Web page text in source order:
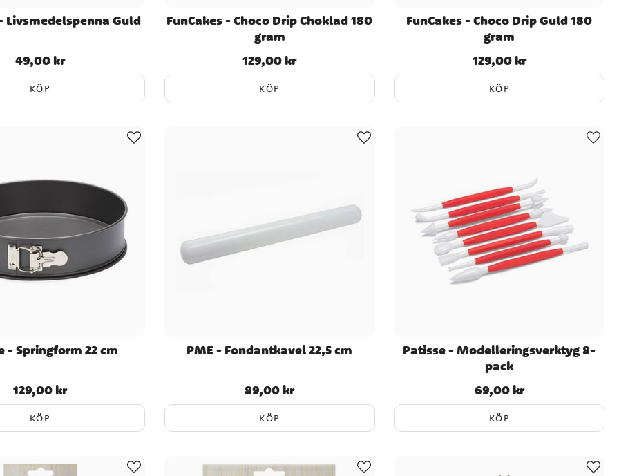
Livsmedelspenna Guld
Pris:49,00 kr
49,00 kr
KÖP
FunCakes - Choco Drip Choklad 180
gram
Pris:129,00 kr
129,00 kr
KÖP
FunCakes - Choco Drip Guld 180
gram
Pris:129,00 kr
129,00 kr
KÖP
- Springform 22 cm
Pris:129,00 kr
129,00 kr
KÖP
PME - Fondantkavel 22,5 cm
Pris:89,00 kr
89,00 kr
KÖP
Patisse - Modelleringsverktyg 8-
pack
Pris:69,00 kr
69,00 kr
KÖP